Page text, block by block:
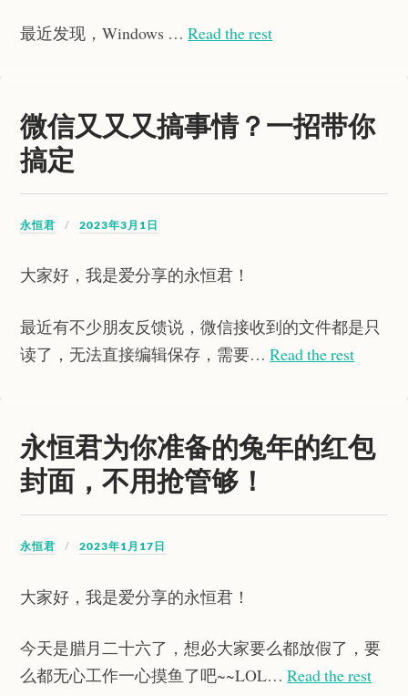
最近发现，Windows …Read the rest
微信又又又搞事情？一招带你
搞定
永恒君 2023年3月1日
大家好，我是爱分享的永恒君！
最近有不少朋友反馈说，微信接收到的文件都是只
读了，无法直接编辑保存，需要…Read the rest
永恒君为你准备的兔年的红包
封面，不用抢管够！
永恒君 2023年1月17日
大家好，我是爱分享的永恒君！
今天是腊月二十六了，想必大家要么都放假了，要
么都无心工作一心摸鱼了吧~~LOL…Read the rest